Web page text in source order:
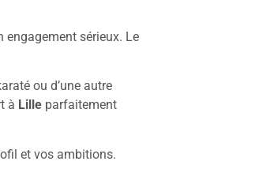
engagement sérieux. Le
ou d’une autre
à Lille parfaitement
et vos ambitions.